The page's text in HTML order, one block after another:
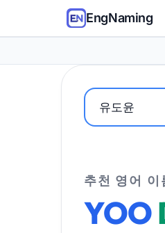
EngNaming
추천 영어 이
YOO